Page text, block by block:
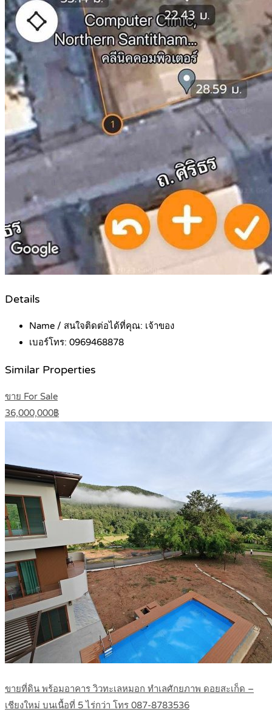
Details
Name / สนใจติดต่อได้ที่คุณ: เจ้าของ
เบอร์โทร: 0969468878
Similar Properties
ขาย For Sale
36,000,000฿
ขายที่ดิน พร้อมอาคาร วิวทะเลหมอก ทำเลศักยภาพ ดอยสะเก็ด –
เชียงใหม่ บนเนื้อที่ 5 ไร่กว่า โทร 087-8783536